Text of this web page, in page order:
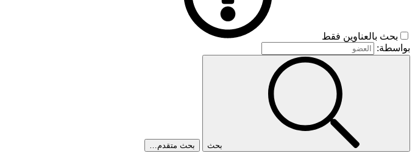
بحث بالعناوين فقط
بواسطة:
بحث بحث متقدم…